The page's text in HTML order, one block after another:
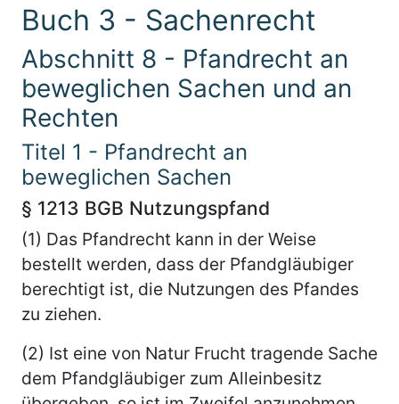
Buch 3 - Sachenrecht
Abschnitt 8 - Pfandrecht an
beweglichen Sachen und an
Rechten
Titel 1 - Pfandrecht an
beweglichen Sachen
§ 1213 BGB Nutzungspfand
(1) Das Pfandrecht kann in der Weise
bestellt werden, dass der Pfandgläubiger
berechtigt ist, die Nutzungen des Pfandes
zu ziehen.
(2) Ist eine von Natur Frucht tragende Sache
dem Pfandgläubiger zum Alleinbesitz